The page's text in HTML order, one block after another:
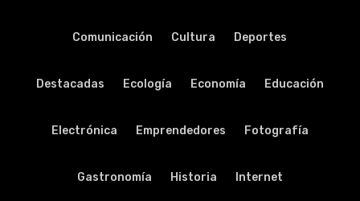
Comunicación Cultura Deportes
Destacadas Ecología Economía Educación
Electrónica Emprendedores Fotografía
Gastronomía Historia Internet